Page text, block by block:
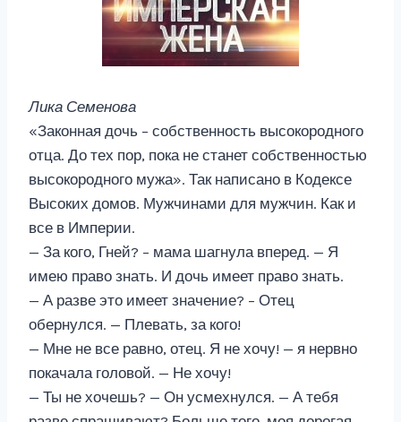
Лика Семенова
«Законная дочь – собственность высокородного
отца. До тех пор, пока не станет собственностью
высокородного мужа». Так написано в Кодексе
Высоких домов. Мужчинами для мужчин. Как и
все в Империи.
— За кого, Гней? – мама шагнула вперед. — Я
имею право знать. И дочь имеет право знать.
— А разве это имеет значение? – Отец
обернулся. — Плевать, за кого!
— Мне не все равно, отец. Я не хочу! — я нервно
покачала головой. — Не хочу!
— Ты не хочешь? — Он усмехнулся. — А тебя